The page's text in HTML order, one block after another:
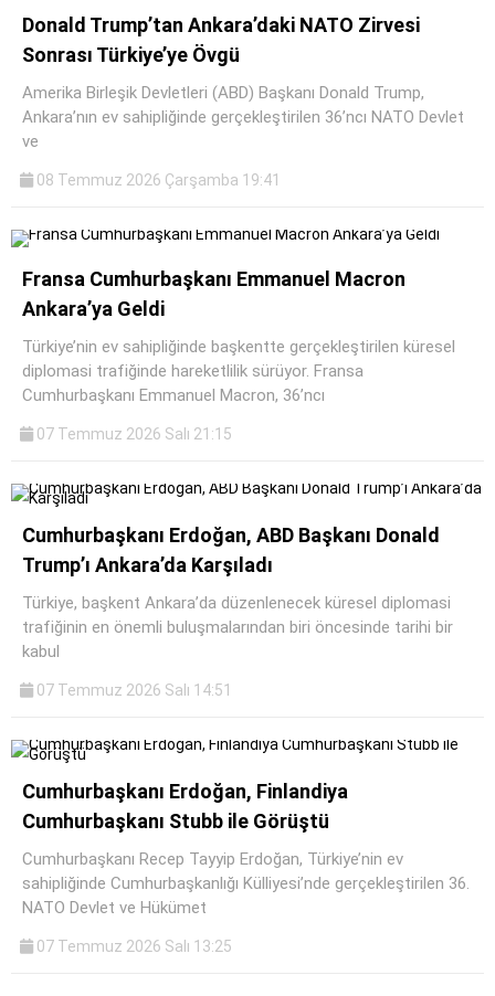
Donald Trump’tan Ankara’daki NATO Zirvesi
Sonrası Türkiye’ye Övgü
Amerika Birleşik Devletleri (ABD) Başkanı Donald Trump,
Ankara’nın ev sahipliğinde gerçekleştirilen 36’ncı NATO Devlet
ve
08 Temmuz 2026 Çarşamba 19:41
Fransa Cumhurbaşkanı Emmanuel Macron
Ankara’ya Geldi
Türkiye’nin ev sahipliğinde başkentte gerçekleştirilen küresel
diplomasi trafiğinde hareketlilik sürüyor. Fransa
Cumhurbaşkanı Emmanuel Macron, 36’ncı
07 Temmuz 2026 Salı 21:15
Cumhurbaşkanı Erdoğan, ABD Başkanı Donald
Trump’ı Ankara’da Karşıladı
Türkiye, başkent Ankara’da düzenlenecek küresel diplomasi
trafiğinin en önemli buluşmalarından biri öncesinde tarihi bir
kabul
07 Temmuz 2026 Salı 14:51
Cumhurbaşkanı Erdoğan, Finlandiya
Cumhurbaşkanı Stubb ile Görüştü
Cumhurbaşkanı Recep Tayyip Erdoğan, Türkiye’nin ev
sahipliğinde Cumhurbaşkanlığı Külliyesi’nde gerçekleştirilen 36.
NATO Devlet ve Hükümet
07 Temmuz 2026 Salı 13:25